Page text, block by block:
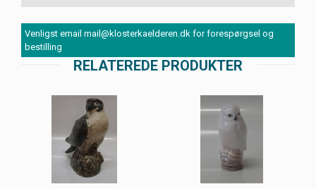
Venligst email mail@klosterkaelderen.dk for forespørgsel og
bestilling
RELATEREDE PRODUKTER